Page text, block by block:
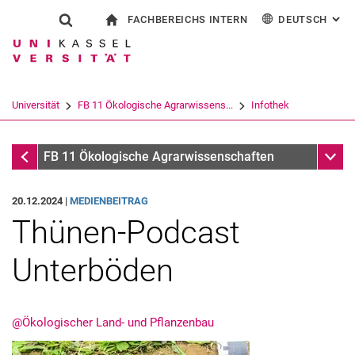
Springe direkt zu: Inhalt
Springe direkt zu: Suche
Springe direkt zu:
Suchformular
Suchbegriff
Suchen (öffnet externen Link in einem
FACHBEREICHS INTERN DEUTSCH :
Universität FB 11 Ökologische Agrarwissens... Infothek
InfothekFB 11 Ökologische Agrarwissenschaften
20.12.2024 | MEDIENBEITRAG
Thünen-Podcast
Unterböden
@Ökologischer Land- und Pflanzenbau